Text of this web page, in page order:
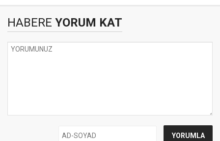
HABERE YORUM KAT